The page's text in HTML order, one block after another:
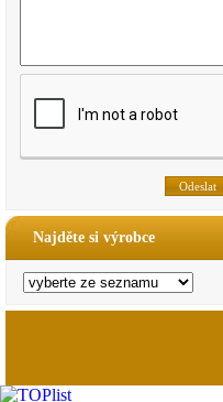
Najděte si výrobce